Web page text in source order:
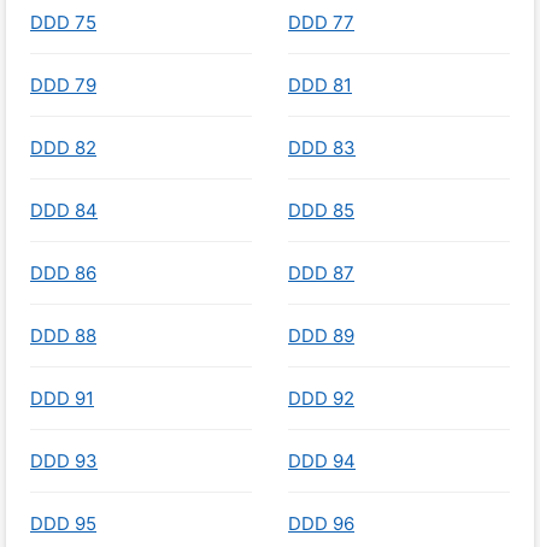
DDD 75 DDD 77
DDD 79 DDD 81
DDD 82 DDD 83
DDD 84 DDD 85
DDD 86 DDD 87
DDD 88 DDD 89
DDD 91 DDD 92
DDD 93 DDD 94
DDD 95 DDD 96